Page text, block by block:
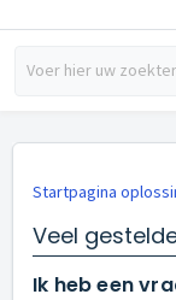
Startpagina
Veel
Ik heb een